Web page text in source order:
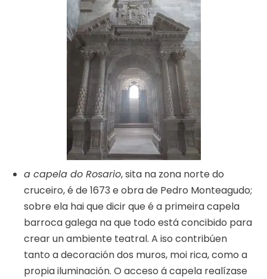
a capela do Rosario, sita na zona norte do
cruceiro, é de 1673 e obra de Pedro Monteagudo;
sobre ela hai que dicir que é a primeira capela
barroca galega na que todo está concibido para
crear un ambiente teatral. A iso contribúen
tanto a decoración dos muros, moi rica, como a
propia iluminación. O acceso á capela realízase